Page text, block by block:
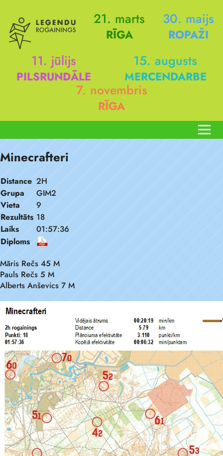
21. marts
RĪGA
30. maijs
ROPAŽI
11. jūlijs
PILSRUNDĀLE
15. augusts
MERCENDARBE
7. novembris
RĪGA
Minecrafteri
Distance 2H
Grupa
GIM2
Vieta
9
Rezultāts 18
Laiks
01:57:36
Diploms
Māris Rečs 45 M
Pauls Rečs 5 M
Alberts Anševics 7 M